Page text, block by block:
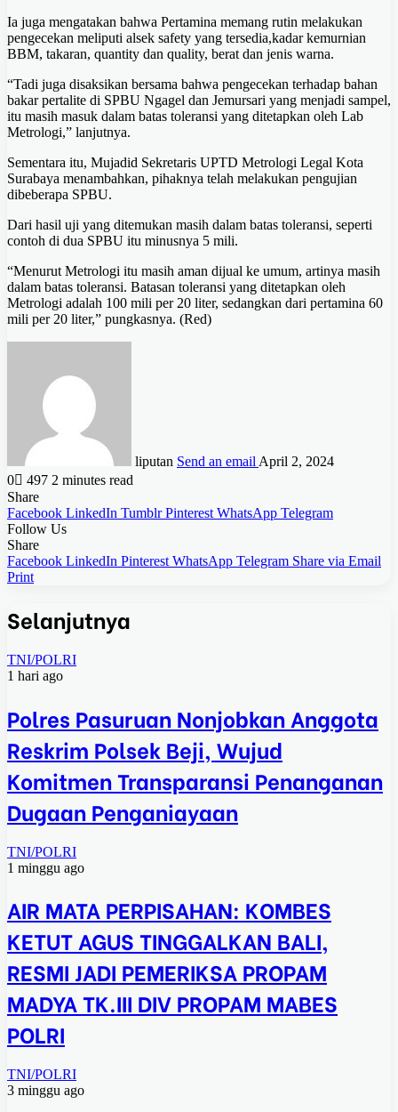
Ia juga mengatakan bahwa Pertamina memang rutin melakukan
pengecekan meliputi alsek safety yang tersedia,kadar kemurnian
BBM, takaran, quantity dan quality, berat dan jenis warna.
“Tadi juga disaksikan bersama bahwa pengecekan terhadap bahan
bakar pertalite di SPBU Ngagel dan Jemursari yang menjadi sampel,
itu masih masuk dalam batas toleransi yang ditetapkan oleh Lab
Metrologi,” lanjutnya.
Sementara itu, Mujadid Sekretaris UPTD Metrologi Legal Kota
Surabaya menambahkan, pihaknya telah melakukan pengujian
dibeberapa SPBU.
Dari hasil uji yang ditemukan masih dalam batas toleransi, seperti
contoh di dua SPBU itu minusnya 5 mili.
“Menurut Metrologi itu masih aman dijual ke umum, artinya masih
dalam batas toleransi. Batasan toleransi yang ditetapkan oleh
Metrologi adalah 100 mili per 20 liter, sedangkan dari pertamina 60
mili per 20 liter,” pungkasnya. (Red)
liputan Send an email April 2, 2024
0
497 2 minutes read
Share
Facebook LinkedIn Tumblr Pinterest WhatsApp Telegram
Follow Us
Share
Facebook LinkedIn Pinterest WhatsApp Telegram Share via Email
Print
Selanjutnya
TNI/POLRI
1 hari ago
Polres Pasuruan Nonjobkan Anggota
Reskrim Polsek Beji, Wujud
Komitmen Transparansi Penanganan
Dugaan Penganiayaan
TNI/POLRI
1 minggu ago
AIR MATA PERPISAHAN: KOMBES
KETUT AGUS TINGGALKAN BALI,
RESMI JADI PEMERIKSA PROPAM
MADYA TK.III DIV PROPAM MABES
POLRI
TNI/POLRI
3 minggu ago